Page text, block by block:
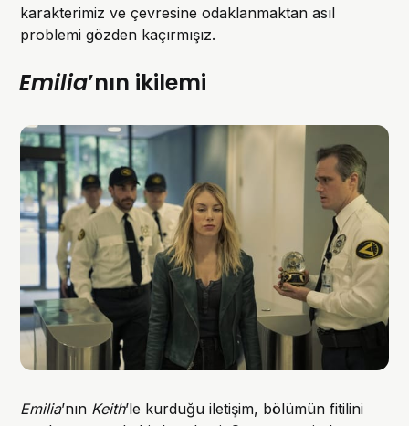
karakterimiz ve çevresine odaklanmaktan asıl
problemi gözden kaçırmışız.
Emilia’nın ikilemi
Emilia’nın Keith’le kurduğu iletişim, bölümün fitilini